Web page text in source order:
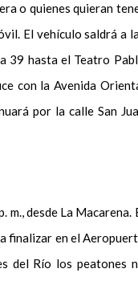
o quienes quieran
El vehículo saldrá a
39 hasta el Teatro
con la Avenida
por la calle San
m., desde La Macarena.
finalizar en el
del Río los peatones